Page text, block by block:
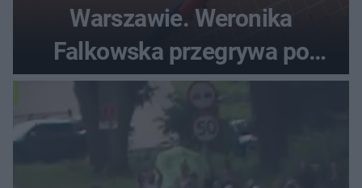
Warszawie. Weronika
Falkowska przegrywa po
zaciętym boju